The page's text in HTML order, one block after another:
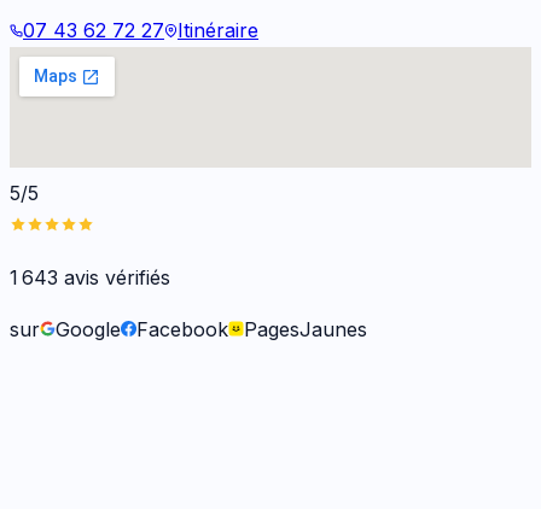
07 43 62 72 27 Itinéraire
5/5
1 643 avis vérifiés
sur Google Facebook PagesJaunes